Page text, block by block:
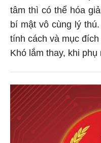
tâm thì có thể hóa
bí mật vô cùng lý
tính cách và mục
Khó lắm thay, khi phụ